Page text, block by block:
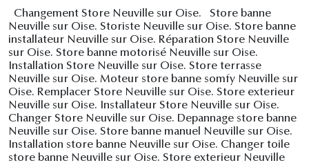
Changement Store Neuville sur Oise. Store banne
Neuville sur Oise. Storiste Neuville sur Oise. Store banne
installateur Neuville sur Oise. Réparation Store Neuville
sur Oise. Store banne motorisé Neuville sur Oise.
Installation Store Neuville sur Oise. Store terrasse
Neuville sur Oise. Moteur store banne somfy Neuville sur
Oise. Remplacer Store Neuville sur Oise. Store exterieur
Neuville sur Oise. Installateur Store Neuville sur Oise.
Changer Store Neuville sur Oise. Depannage store banne
Neuville sur Oise. Store banne manuel Neuville sur Oise.
Installation store banne Neuville sur Oise. Changer toile
store banne Neuville sur Oise. Store exterieur Neuville